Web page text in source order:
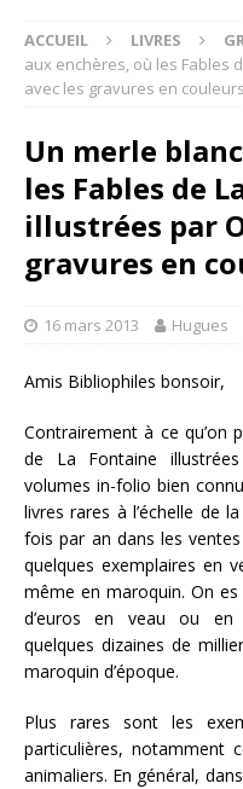
ACCUEIL LIVRES
aux enchères, où les Fables
avec les gravures en
Un merle
les Fables de
illustrées par
gravures en
16 mars 2013 Hugues
Amis Bibliophiles bonsoir,
Contrairement à ce qu’on
de La Fontaine
volumes in-folio bien
livres rares à l’échelle de
fois par an dans les
quelques exemplaires en
même en maroquin. On
d’euros en veau ou en
quelques dizaines de
maroquin d’époque.
Plus rares sont les
particulières, notamment
animaliers. En général,